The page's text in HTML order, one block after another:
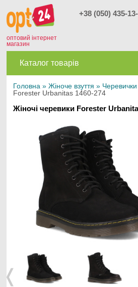
оптовий інтернет
магазин
+38 (050) 435-
Каталог товарів
Головна » Жіноче взуття » Черевички
Forester Urbanitas 1460-274
Жіночі черевики Forester
❬